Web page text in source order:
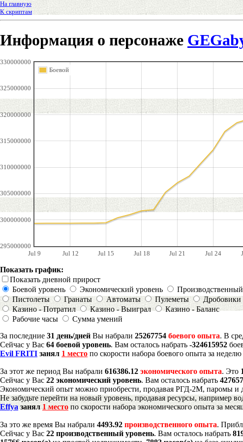
На главную
К скриптам
Информация о персонаже
Jul 9 Jul 12 Jul 15 Jul 18 Jul 21 Jul 24
295000000
300000000
305000000
310000000
315000000
320000000
325000000
330000000
Боевой
Показать график:
Показать дневной прирост
Боевой уровень
Экономический уровень
Пистолеты
Гранаты Автоматы Пулеметы Дробовики
Казино - Потратил
Казино - Выиграл
Казино - Баланс
Рабочие часы
Сумма умений
За последние 31 день/дней Вы набрали 25267754 боевого опыта. В
Сейчас у Вас 64 боевой уровень. Вам осталось набрать -324615952
Evil FRITI занял 1 место по скорости набора боевого опыта за неделю
За этот же период Вы набрали 616386.12 экономического опыта. Это
Сейчас у Вас 22 экономический уровень. Вам осталось набрать
Экономический опыт можно приобрести, продавая РГД-2М, паромы и
Не забудьте перейти на новый уровень, продавая ресурсы, например
Effyaзанял1 место по скорости набора экономического опыта за
За это же время Вы набрали 4493.92 производственного опыта.
Сейчас у Вас 22 производственный уровень. Вам осталось набрать